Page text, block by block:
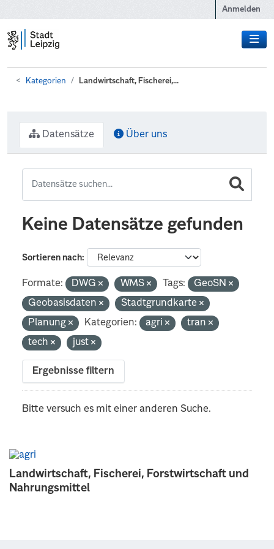
Anmelden
Kategorien Landwirtschaft, Fischerei,...
Landwirtschaft, Fischerei, Forstwirtschaft und
Nahrungsmittel
Datensätze Über uns
Keine Datensätze gefunden
Sortieren nach
Formate: DWG WMS Tags:
GeoSN
Geobasisdaten
Stadtgrundkarte
Planung
Kategorien: agri
tran
tech
just
Ergebnisse filtern
Bitte versuch es mit einer anderen Suche.